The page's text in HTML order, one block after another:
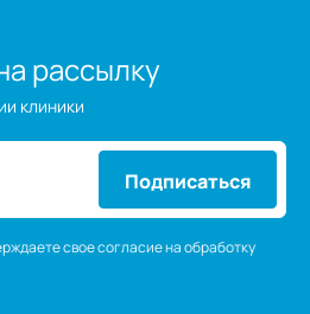
рассылку
клиники
Подписаться
свое согласие на обработку